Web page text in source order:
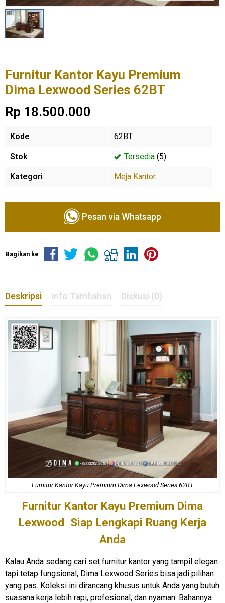
Furnitur Kantor Kayu Premium
Dima Lexwood Series 62BT
Rp 18.500.000
Kode 62BT
Stok Tersedia (5)
Kategori Meja Kantor
Pesan via Whatsapp
Bagikan ke
Deskripsi Info Tambahan Diskusi (0)
Furnitur Kantor Kayu Premium Dima Lexwood Series 62BT
Furnitur Kantor Kayu Premium Dima
Lexwood Siap Lengkapi Ruang Kerja
Anda
Kalau Anda sedang cari set furnitur kantor yang tampil elegan
tapi tetap fungsional, Dima Lexwood Series bisa jadi pilihan
yang pas. Koleksi ini dirancang khusus untuk Anda yang butuh
suasana kerja lebih rapi, profesional, dan nyaman. Bahannya